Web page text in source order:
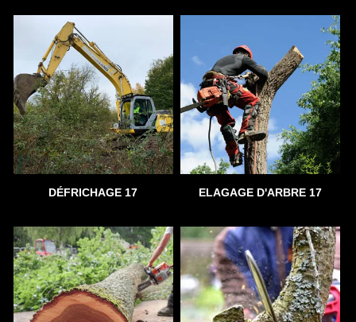
DÉFRICHAGE 17 ELAGAGE D'ARBRE 17